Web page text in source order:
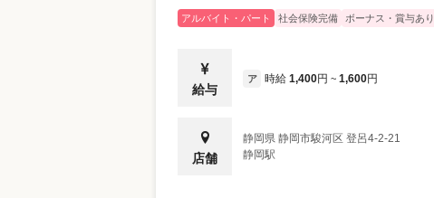
アルバイト・パート 社会保険完備 ボーナス・賞与あり
給与
ア 時給 1,400円 ~ 1,600円
店舗
静岡県 静岡市駿河区 登呂4-2-21
静岡駅